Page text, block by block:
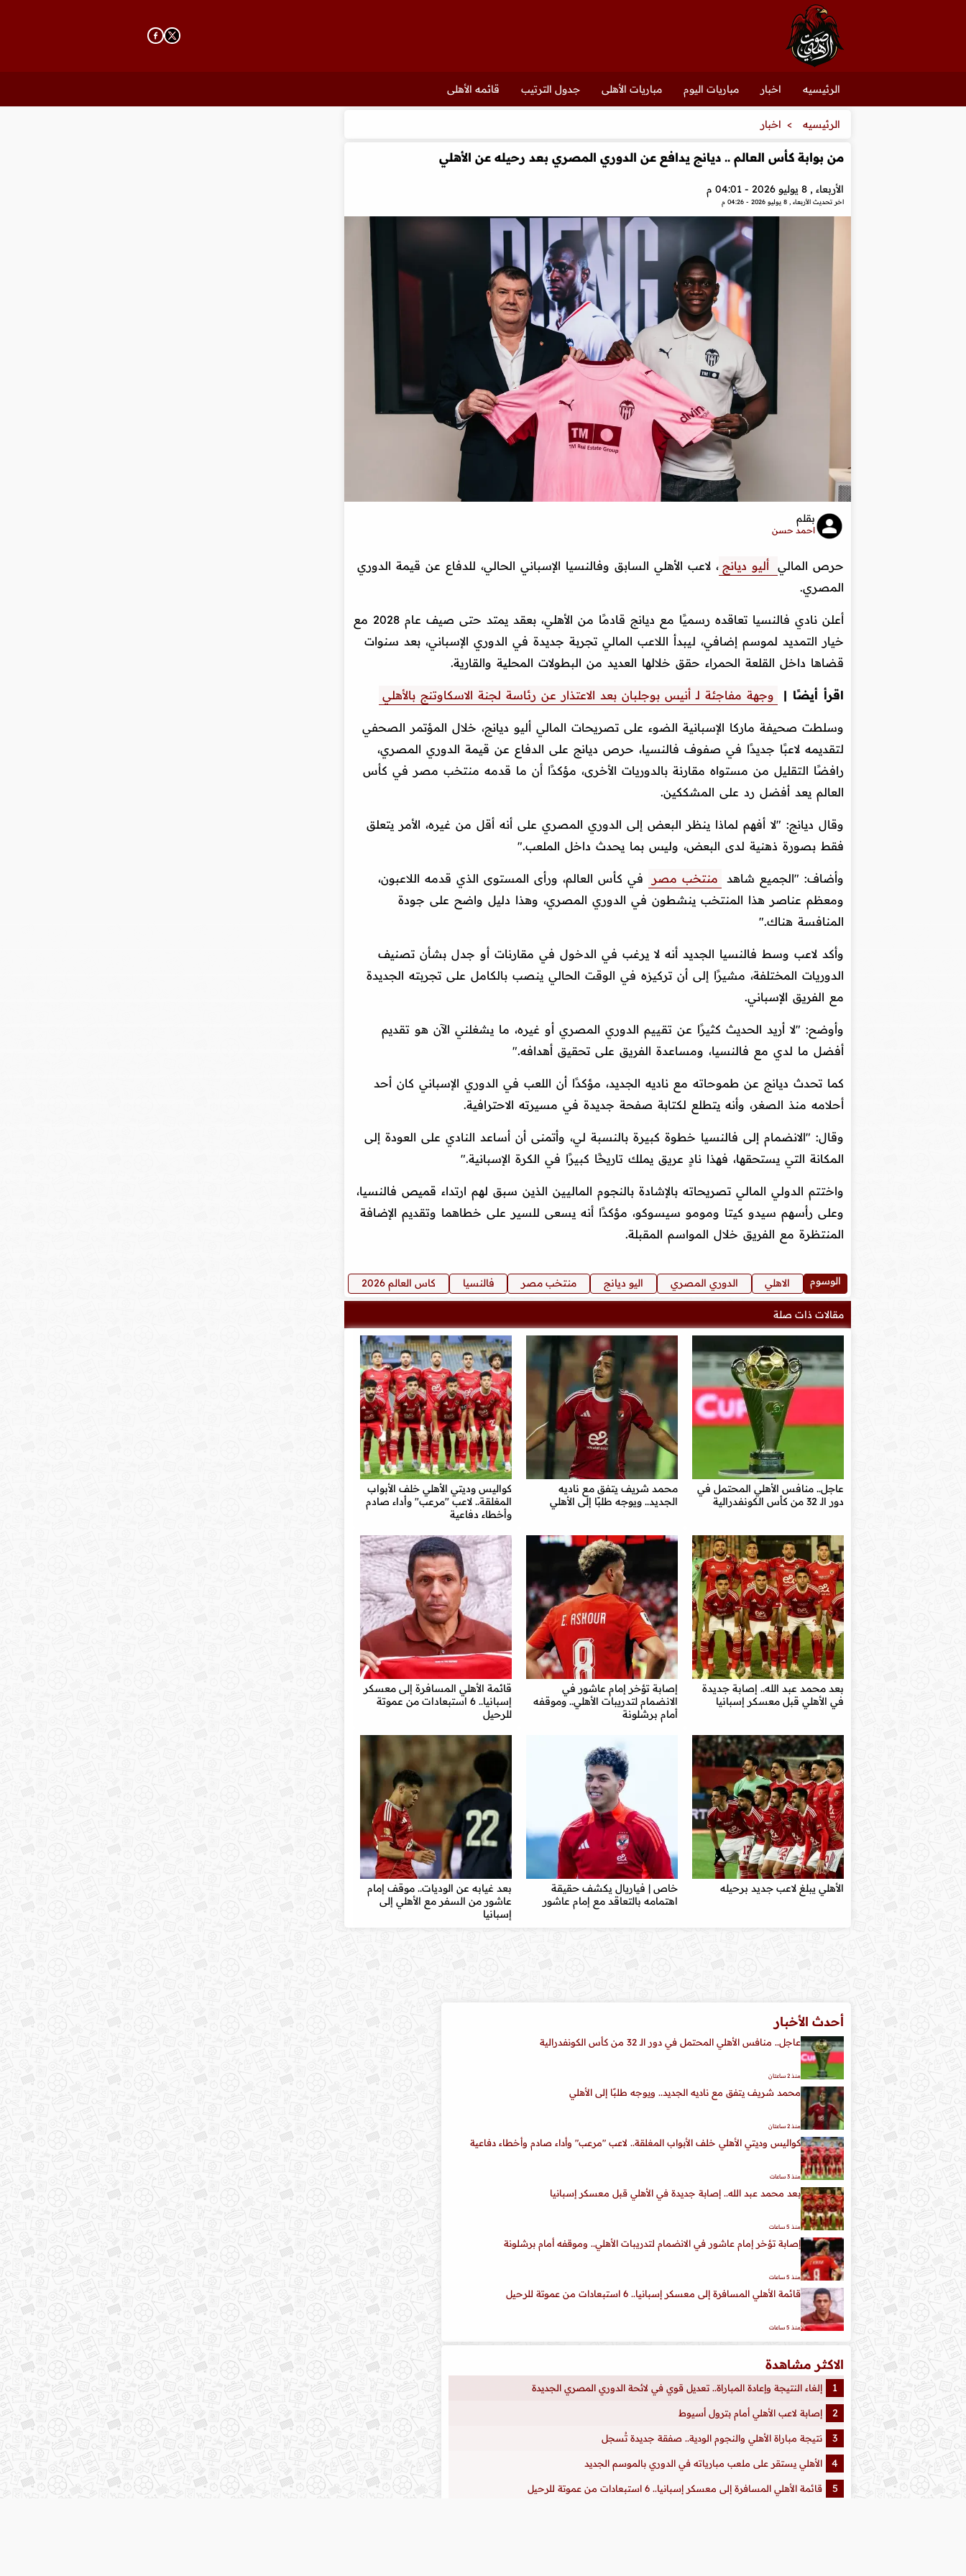
الرئيسيه اخبار مباريات اليوم مباريات الأهلى جدول الترتيب قائمه الأهلى
الرئيسيه اخبار
من بوابة كأس العالم .. ديانج يدافع عن الدوري المصري بعد رحيله عن الأهلي
الأربعاء , 8 يوليو 2026 - 04:01 م
اخر تحديث الأربعاء , 8 يوليو 2026 - 04:26 م
بقلم
احمد حسن
حرص المالي أليو ديانج ، لاعب الأهلي السابق وفالنسيا الإسباني الحالي، للدفاع عن قيمة الدوري
المصري.
أعلن نادي فالنسيا تعاقده رسميًا مع ديانج قادمًا من الأهلي، بعقد يمتد حتى صيف عام 2028 مع
خيار التمديد لموسم إضافي، ليبدأ اللاعب المالي تجربة جديدة في الدوري الإسباني، بعد سنوات
قضاها داخل القلعة الحمراء حقق خلالها العديد من البطولات المحلية والقارية.
اقرأ أيضًا | وجهة مفاجئة لـ أنيس بوجلبان بعد الاعتذار عن رئاسة لجنة الاسكاوتنج بالأهلي
وسلطت صحيفة ماركا الإسبانية الضوء على تصريحات المالي أليو ديانج، خلال المؤتمر الصحفي
لتقديمه لاعبًا جديدًا في صفوف فالنسيا، حرص ديانج على الدفاع عن قيمة الدوري المصري،
رافضًا التقليل من مستواه مقارنة بالدوريات الأخرى، مؤكدًا أن ما قدمه منتخب مصر في كأس
العالم يعد أفضل رد على المشككين.
وقال ديانج: "لا أفهم لماذا ينظر البعض إلى الدوري المصري على أنه أقل من غيره، الأمر يتعلق
فقط بصورة ذهنية لدى البعض، وليس بما يحدث داخل الملعب."
وأضاف: "الجميع شاهد منتخب مصر
في كأس العالم، ورأى المستوى الذي قدمه اللاعبون،
ومعظم عناصر هذا المنتخب ينشطون في الدوري المصري، وهذا دليل واضح على جودة
المنافسة هناك."
وأكد لاعب وسط فالنسيا الجديد أنه لا يرغب في الدخول في مقارنات أو جدل بشأن تصنيف
الدوريات المختلفة، مشيرًا إلى أن تركيزه في الوقت الحالي ينصب بالكامل على تجربته الجديدة
مع الفريق الإسباني.
وأوضح: "لا أريد الحديث كثيرًا عن تقييم الدوري المصري أو غيره، ما يشغلني الآن هو تقديم
أفضل ما لدي مع فالنسيا، ومساعدة الفريق على تحقيق أهدافه."
كما تحدث ديانج عن طموحاته مع ناديه الجديد، مؤكدًا أن اللعب في الدوري الإسباني كان أحد
أحلامه منذ الصغر، وأنه يتطلع لكتابة صفحة جديدة في مسيرته الاحترافية.
وقال: "الانضمام إلى فالنسيا خطوة كبيرة بالنسبة لي، وأتمنى أن أساعد النادي على العودة إلى
المكانة التي يستحقها، فهذا نادٍ عريق يملك تاريخًا كبيرًا في الكرة الإسبانية."
واختتم الدولي المالي تصريحاته بالإشادة بالنجوم الماليين الذين سبق لهم ارتداء قميص فالنسيا،
وعلى رأسهم سيدو كيتا ومومو سيسوكو، مؤكدًا أنه يسعى للسير على خطاهما وتقديم الإضافة
المنتظرة مع الفريق خلال المواسم المقبلة.
الوسوم الاهلي الدوري المصري اليو ديانج منتخب مصر فالنسيا كاس العالم 2026
مقالات ذات صلة
عاجل.. منافس الأهلي المحتمل في
دور الـ 32 من كأس الكونفدرالية
محمد شريف يتفق مع ناديه
الجديد.. ويوجه طلبًا إلى الأهلي
كواليس وديتي الأهلي خلف الأبواب
المغلقة.. لاعب "مرعب" وأداء صادم
وأخطاء دفاعية
بعد محمد عبد الله.. إصابة جديدة
في الأهلي قبل معسكر إسبانيا
إصابة تؤخر إمام عاشور في
الانضمام لتدريبات الأهلي.. وموقفه
أمام برشلونة
قائمة الأهلي المسافرة إلى معسكر
إسبانيا.. 6 استبعادات من عموتة
للرحيل
الأهلي يبلغ لاعب جديد برحيله
خاص | فياريال يكشف حقيقة
اهتمامه بالتعاقد مع إمام عاشور
بعد غيابه عن الوديات.. موقف إمام
عاشور من السفر مع الأهلي إلى
إسبانيا
أحدث الأخبار
عاجل.. منافس الأهلي المحتمل في دور الـ 32 من كأس الكونفدرالية
منذ 2 ساعتان
محمد شريف يتفق مع ناديه الجديد.. ويوجه طلبًا إلى الأهلي
منذ 2 ساعتان
كواليس وديتي الأهلي خلف الأبواب المغلقة.. لاعب "مرعب" وأداء صادم وأخطاء دفاعية
منذ 3 ساعات
بعد محمد عبد الله.. إصابة جديدة في الأهلي قبل معسكر إسبانيا
منذ 5 ساعات
إصابة تؤخر إمام عاشور في الانضمام لتدريبات الأهلي.. وموقفه أمام برشلونة
منذ 5 ساعات
قائمة الأهلي المسافرة إلى معسكر إسبانيا.. 6 استبعادات من عموتة للرحيل
منذ 5 ساعات
الاكثر مشاهدة
إلغاء النتيجة وإعادة المباراة.. تعديل قوي في لائحة الدوري المصري الجديدة
إصابة لاعب الأهلي أمام بترول أسيوط
نتيجة مباراة الأهلي والنجوم الودية.. صفقة جديدة تُسجل
الأهلي يستقر على ملعب مبارياته في الدوري بالموسم الجديد
قائمة الأهلي المسافرة إلى معسكر إسبانيا.. 6 استبعادات من عموتة للرحيل